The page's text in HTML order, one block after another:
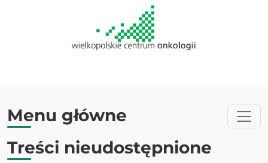
Menu główne
Treści nieudostępnione